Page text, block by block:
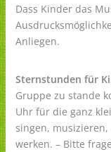
Dass Kinder das
Anliegen.
Sternstunden für
Gruppe zu stande
Uhr für die ganz
singen,
werken. – Bitte